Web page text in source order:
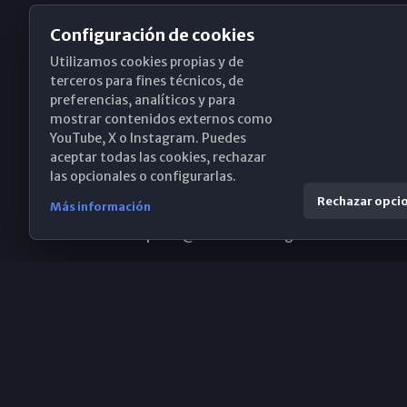
Obispado de Málaga
Santa María, 18-20. 29015 Málaga
(+34) 952 224 386
Configuración de cookies
Utilizamos cookies propias y de
terceros para fines técnicos, de
preferencias, analíticos y para
mostrar contenidos externos como
YouTube, X o Instagram. Puedes
aceptar todas las cookies, rechazar
las opcionales o configurarlas.
Más información Rechazar